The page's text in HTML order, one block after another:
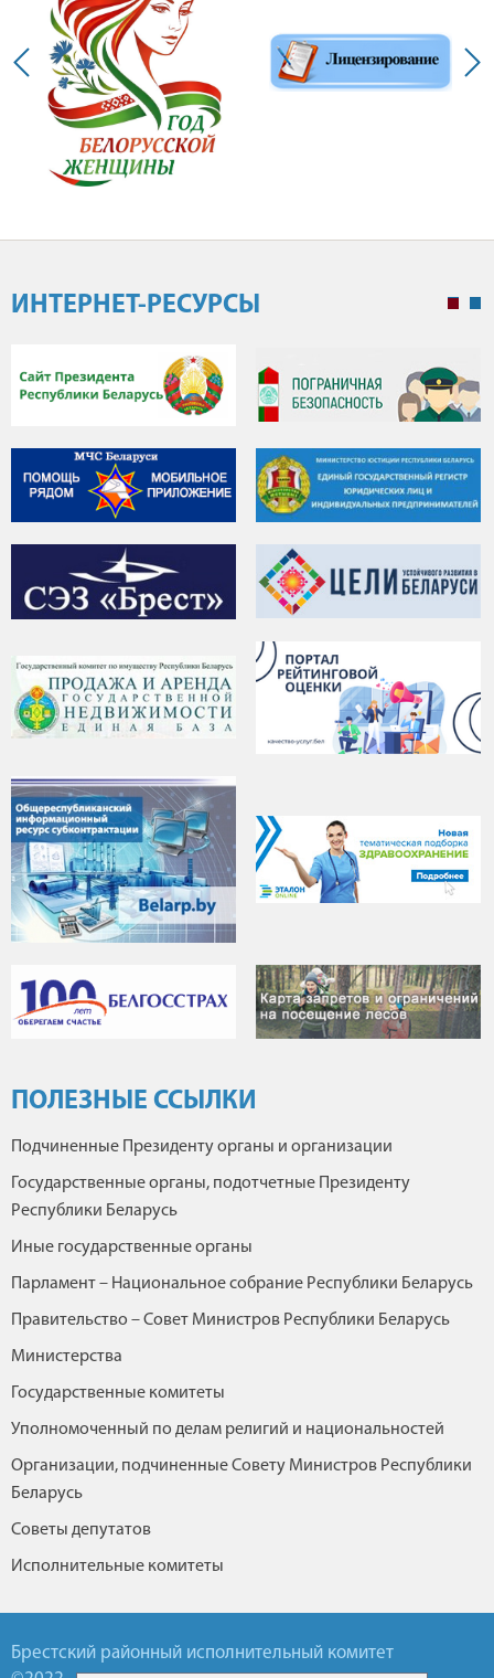
ИНТЕРНЕТ-РЕСУРСЫ
ПОЛЕЗНЫЕ ССЫЛКИ
Подчиненные Президенту органы и организации
Государственные органы, подотчетные Президенту
Республики Беларусь
Иные государственные органы
Парламент – Национальное собрание Республики Беларусь
Правительство – Совет Министров Республики Беларусь
Министерства
Государственные комитеты
Уполномоченный по делам религий и национальностей
Организации, подчиненные Совету Министров Республики
Беларусь
Советы депутатов
Исполнительные комитеты
Брестский районный исполнительный комитет